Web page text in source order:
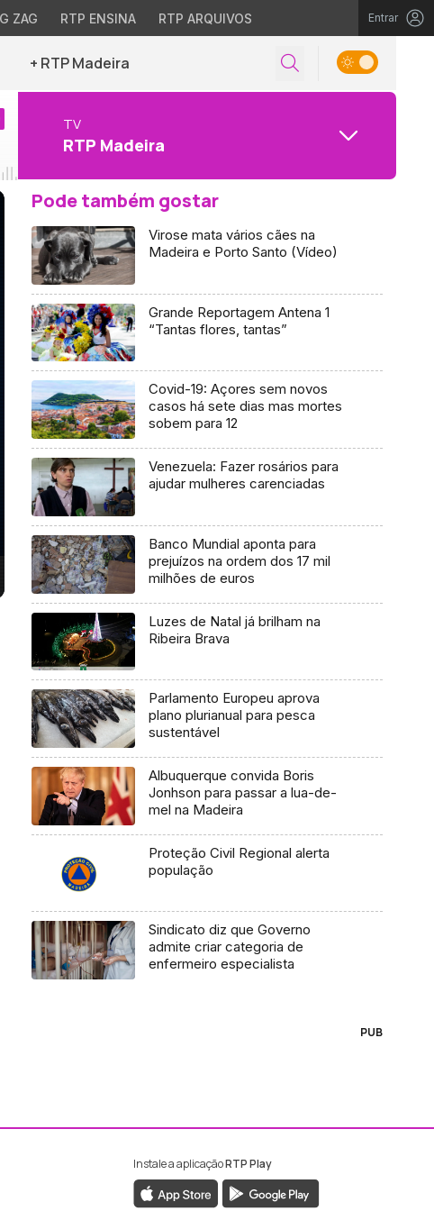
ZAG RTP ENSINA RTP ARQUIVOS Entrar
+ RTP Madeira
TV
RTP Madeira
Pode também gostar
Virose mata vários cães na
Madeira e Porto Santo (Vídeo)
Grande Reportagem Antena 1
“Tantas flores, tantas”
Covid-19: Açores sem novos
casos há sete dias mas mortes
sobem para 12
Venezuela: Fazer rosários para
ajudar mulheres carenciadas
Banco Mundial aponta para
prejuízos na ordem dos 17 mil
milhões de euros
Luzes de Natal já brilham na
Ribeira Brava
Parlamento Europeu aprova
plano plurianual para pesca
sustentável
Albuquerque convida Boris
Jonhson para passar a lua-de-
mel na Madeira
Proteção Civil Regional alerta
população
Sindicato diz que Governo
admite criar categoria de
enfermeiro especialista
PUB
da RTP Madeira
Instagram da RTP Madeira
Instale a aplicaçãoRTP Play